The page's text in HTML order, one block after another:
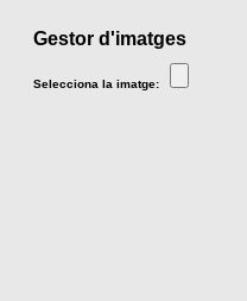
Gestor d'imatges
Selecciona la imatge: